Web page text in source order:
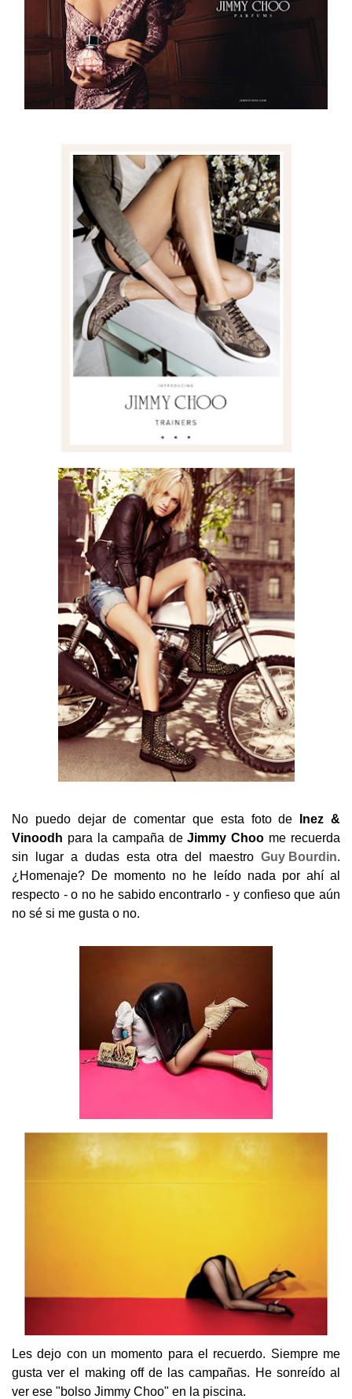
No puedo dejar de comentar que esta foto de
Inez &
Vinoodh para la campaña deJimmy Choo me recuerda
sin lugar a dudas esta otra del maestro Guy Bourdin.
¿Homenaje? De momento no he leído nada por ahí al
respecto - o no he sabido encontrarlo - y confieso que aún
no sé si me gusta o no.
Les dejo con un momento para el recuerdo. Siempre me
gusta ver el making off de las campañas. He sonreído al
ver ese "bolso Jimmy Choo" en la piscina.